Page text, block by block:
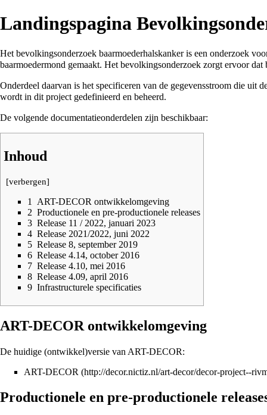
Landingspagina
Het bevolkingsonderzoek baarmoederhalskanker is een onderzoek
baarmoedermond gemaakt. Het bevolkingsonderzoek zorgt ervoor
Onderdeel daarvan is het specificeren van de gegevensstroom die uit
wordt in dit project gedefinieerd en beheerd.
De volgende documentatieonderdelen zijn beschikbaar:
Inhoud
[verbergen]
1
ART-DECOR ontwikkelomgeving
2 Productionele en pre-productionele releases
3 Release 11 / 2022, januari 2023
4 Release 2021/2022, juni 2022
5 Release 8, september 2019
6 Release 4.14, october 2016
7 Release 4.10, mei 2016
8 Release 4.09, april 2016
9 Infrastructurele specificaties
ART-DECOR ontwikkelomgeving
De huidige (ontwikkel)versie van ART-DECOR:
ART-DECOR
Productionele en pre-productionele